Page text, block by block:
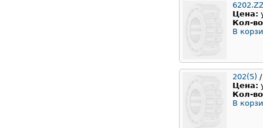
Цена:
Кол-
В
202(5)
Цена:
Кол-
В